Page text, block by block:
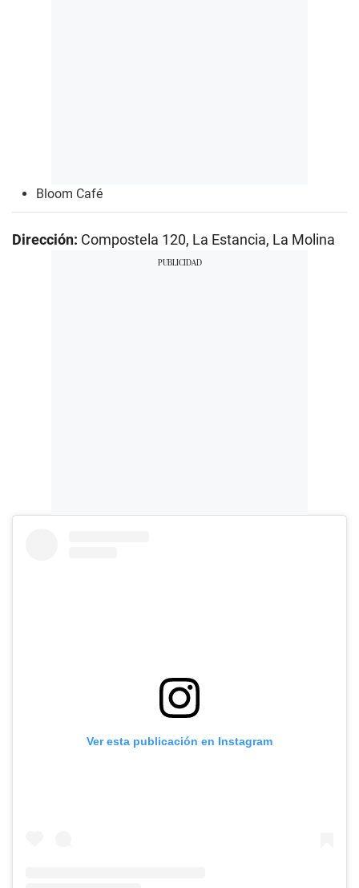
Bloom Café
Dirección: Compostela 120, La Estancia, La Molina
Ver esta publicación en Instagram